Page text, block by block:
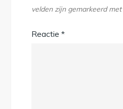
velden zijn gemarkeerd met
Reactie*